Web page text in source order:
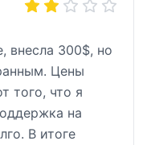
внесла 300$, но
Цены
того, что я
на
В итоге